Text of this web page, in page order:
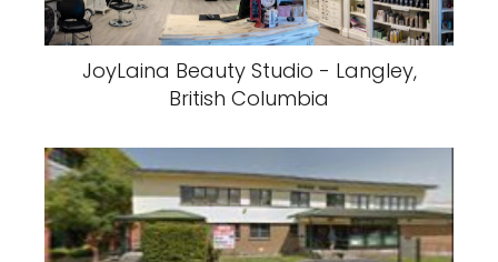
JoyLaina Beauty Studio - Langley,
British Columbia